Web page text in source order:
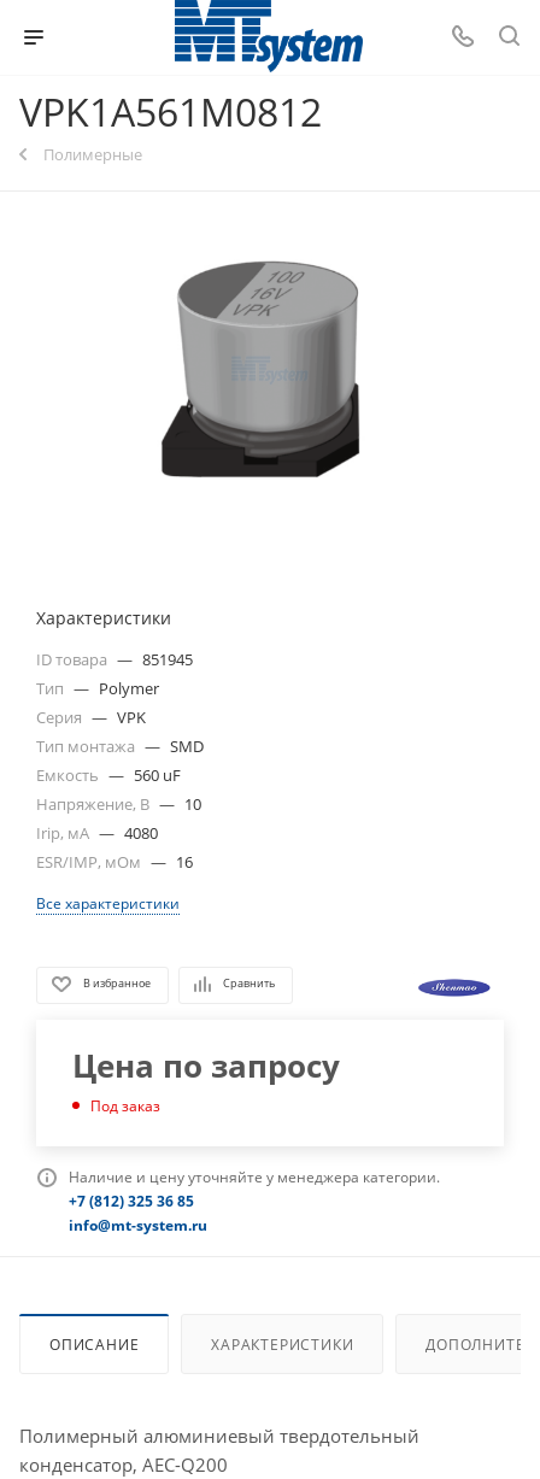
VPK1A561M0812
Полимерные
Характеристики
ID товара — 851945
Тип — Polymer
Серия — VPK
Тип монтажа — SMD
Емкость — 560 uF
Напряжение, В — 10
Irip, мА — 4080
ESR/IMP, мОм — 16
Все характеристики
В избранное Сравнить
Цена по запросу
Под заказ
Наличие и цену уточняйте у менеджера категории.
+7 (812) 325 36 85
info@mt-system.ru
ОПИСАНИЕ ХАРАКТЕРИСТИКИ
Полимерный алюминиевый твердотельный
конденсатор, AEC-Q200